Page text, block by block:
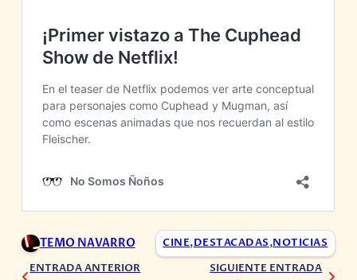
TEMO NAVARRO CINE,DESTACADAS,NOTICIAS
ENTRADA ANTERIOR
SIGUIENTE ENTRADA